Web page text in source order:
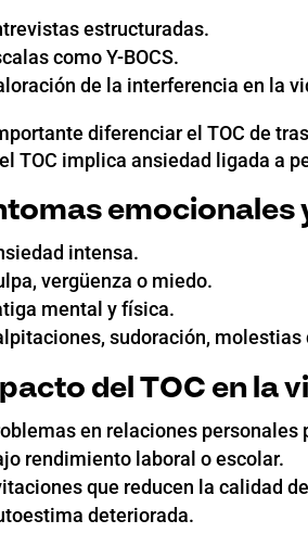
estructuradas.
como Y-BOCS.
de la interferencia en la
diferenciar el TOC de
TOC implica ansiedad ligada a
emocionales
intensa.
vergüenza o miedo.
mental y física.
sudoración, molestias
del TOC en la
en relaciones
rendimiento laboral o escolar.
que reducen la calidad
deteriorada.